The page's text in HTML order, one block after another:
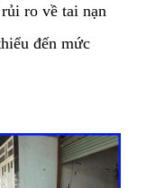
ro về tai nạn
đến mức